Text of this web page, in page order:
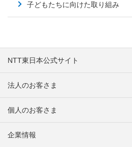
子どもたちに向けた取り組み
NTT東日本公式サイト
法人のお客さま
個人のお客さま
企業情報